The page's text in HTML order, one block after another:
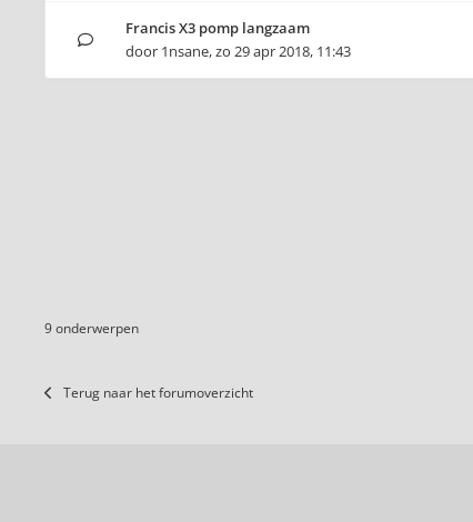
Francis X3 pomp langzaam
door 1nsane,zo 29 apr 2018, 11:43
9 onderwerpen
Terug naar het forumoverzicht